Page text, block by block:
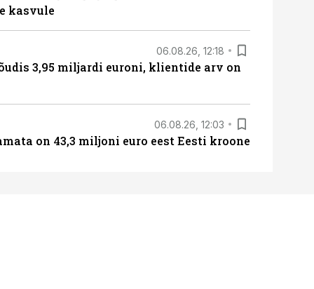
kasvule
06.08.26, 12:18
3,95 miljardi euroni, klientide arv on
06.08.26, 12:03
on 43,3 miljoni euro eest Eesti kroone